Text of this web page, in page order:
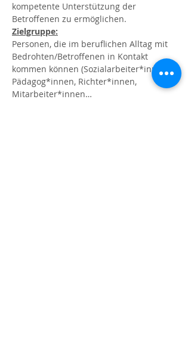
kompetente Unterstützung der
Betroffenen zu ermöglichen.
Zielgruppe:
Personen, die im beruflichen Alltag mit
Bedrohten/Betroffenen in Kontakt
kommen können (Sozialarbeiter*innen,
Pädagog*innen, Richter*innen,
Mitarbeiter*innen…